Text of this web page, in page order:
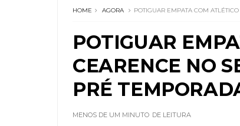
HOME AGORA POTIGUAR EMPATA COM
POTIGUAR
CEARENCE NO
PRÉ
MENOS DE UM MINUTO DE LEITURA